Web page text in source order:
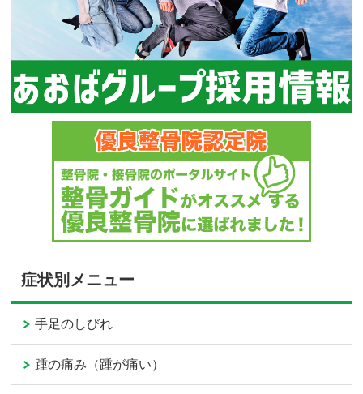
症状別メニュー
手足のしびれ
踵の痛み（踵が痛い）